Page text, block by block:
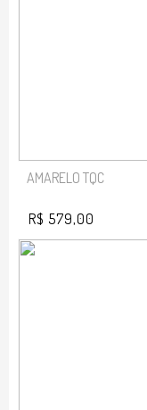
AMARELO TQC
R$ 579,00